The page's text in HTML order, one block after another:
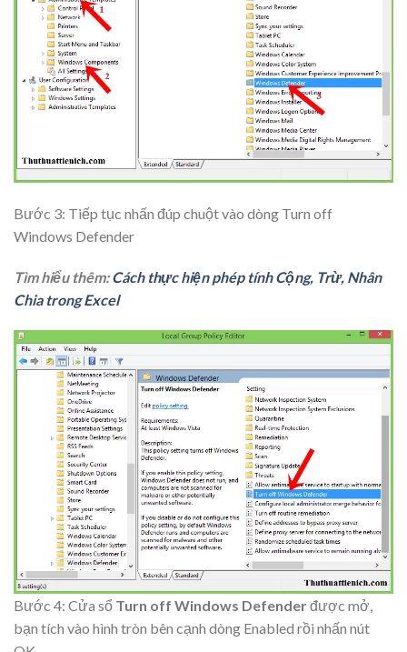
Bước 3: Tiếp tục nhấn đúp chuột vào dòng Turn off
Windows Defender
Tìm hiểu thêm:Cách thực hiện phép tính Cộng, Trừ, Nhân
Chia trong Excel
Bước 4: Cửa sổ Turn off Windows Defenderđược mở,
bạn tích vào hình tròn bên cạnh dòng Enabled rồi nhấn nút